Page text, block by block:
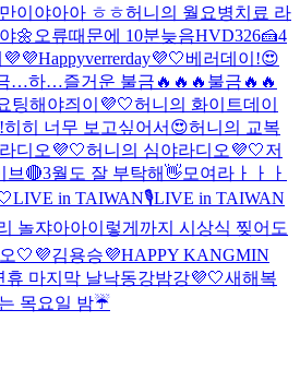
이야아아 ㅎㅎ허니의 월요병치료 라
🌼 오류때문에 10분늦음HVD326🍰4
Happyverrerday💜🤍베러데이!😍
…하…즐거운 불금🔥🔥🔥 불금🔥🔥
팅해야즤이💜🤍허니의 화이트데이
히히 너무 보고싶어서😍허니의 교복
디오💜🤍허니의 심야라디오💜🤍저
브🔴3월도 잘 부탁해👋모여라ㅏㅏㅏ
LIVE in TAIWAN🎙️LIVE in TAIWAN
놀쟈아아이렇게까지 시상식 찢어도
🤍💜김용승💜HAPPY KANGMIN
휴 마지막 날낙동강밤강💜🤍새해복
목요일 밤☔️